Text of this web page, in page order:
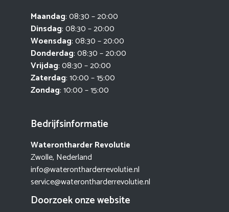
Maandag: 08:30 – 20:00
Dinsdag: 08:30 – 20:00
Woensdag: 08:30 – 20:00
Donderdag: 08:30 – 20:00
Vrijdag: 08:30 – 20:00
Zaterdag: 10:00 – 15:00
Zondag: 10:00 – 15:00
Bedrijfsinformatie
Waterontharder Revolutie
Zwolle, Nederland
info@waterontharderrevolutie.nl
service@waterontharderrevolutie.nl
Doorzoek onze website